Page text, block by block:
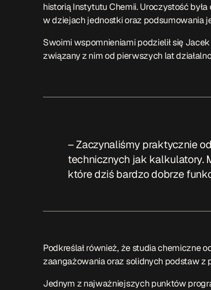
historią Instytutu Chemii. Uroczystość
w dziejach jednostki oraz podsumowania
Swoimi wspomnieniami podzielił się
związany z nim od pierwszych lat
– Zaczynaliśmy praktycznie
technicznych jak kalkulatory.
które dziś bardzo dobrze
Podkreślał również, że studia chemiczne
zaangażowania oraz solidnych podstaw z
Jednym z najważniejszych punktów